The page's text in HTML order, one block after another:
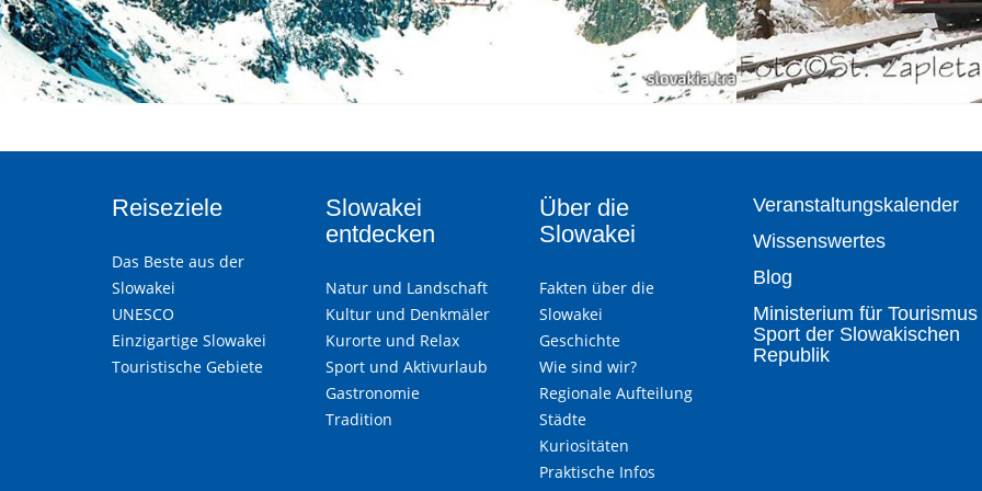
Reiseziele
Das Beste aus der
Slowakei
UNESCO
Einzigartige Slowakei
Touristische Gebiete
Slowakei
entdecken
Natur und Landschaft
Kultur und Denkmäler
Kurorte und Relax
Sport und Aktivurlaub
Gastronomie
Tradition
Über die
Slowakei
Fakten über die
Slowakei
Geschichte
Wie sind wir?
Regionale Aufteilung
Städte
Kuriositäten
Praktische Infos
Veranstaltungskalender
Wissenswertes
Blog
Ministerium für
Sport der Slowakischen
Republik